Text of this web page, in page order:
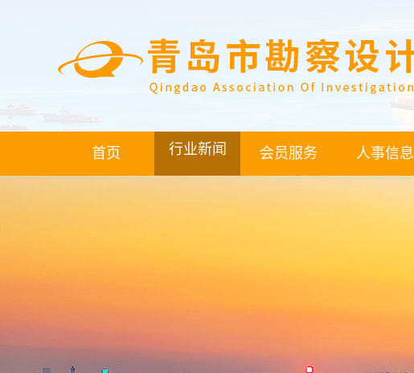
首页 行业新闻 会员服务 人事信息